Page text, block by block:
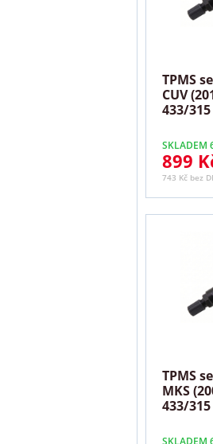
TPMS
CUV
433/
SKLADEM
899
743 Kč bez
TPMS
MKS
433/
SKLADEM